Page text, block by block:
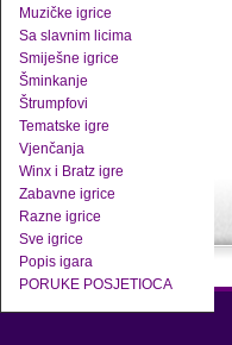
Muzičke igrice
Sa slavnim licima
Smiješne igrice
Šminkanje
Štrumpfovi
Tematske igre
Vjenčanja
Winx i Bratz igre
Zabavne igrice
Razne igrice
Sve igrice
Popis igara
PORUKE POSJETIOCA